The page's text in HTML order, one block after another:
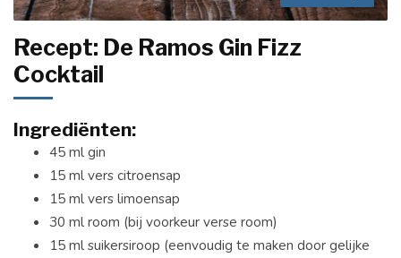
Recept: De Ramos Gin Fizz
Cocktail
Ingrediënten:
45 ml gin
15 ml vers citroensap
15 ml vers limoensap
30 ml room (bij voorkeur verse room)
15 ml suikersiroop (eenvoudig te maken door gelijke